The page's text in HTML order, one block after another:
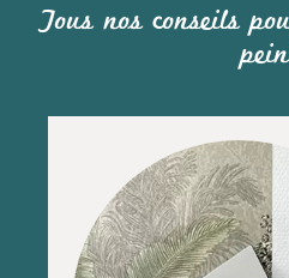
Tous nos conseils